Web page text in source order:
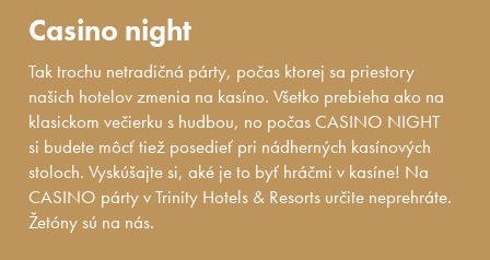
Casino night
Tak trochu netradičná párty, počas ktorej sa priestory
našich hotelov zmenia na kasíno. Všetko prebieha ako na
klasickom večierku s hudbou, no počas CASINO NIGHT
si budete môcť tiež posedieť pri nádherných kasínových
stoloch. Vyskúšajte si, aké je to byť hráčmi v kasíne! Na
CASINO párty v Trinity Hotels & Resorts určite neprehráte.
Žetóny sú na nás.